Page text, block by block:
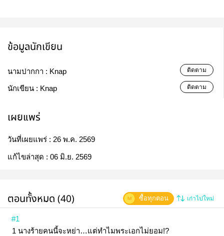
ข้อมูลนักเขียน
นามปากกา : Knap ติดตาม
นักเขียน : Knap ติดตาม
เผยแพร่
วันที่เผยแพร่ : 26 พ.ค. 2569
แก้ไขล่าสุด : 06 มิ.ย. 2569
ตอนทั้งหมด (40) เก่าไปใหม่
ซื้อทุกตอน
#1
1 นางร้ายคนนี้จะหย่า…แต่ทำไมพระเอกไม่ยอม!?